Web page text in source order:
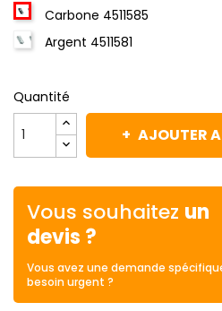
Carbone 4511585
Argent 4511581
Quantité
AJOUTER
Vous souhaitez un
devis ?
Vous avez une demande
besoin urgent ?